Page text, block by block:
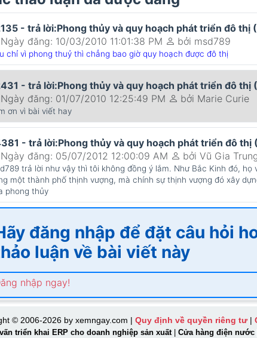
- trả lời:Phong thủy và quy hoạch phát triển đô thị
Ngày đăng: 10/03/2010 11:01:38 PM
bởi msd789
chỉ vì phong thuỷ thì chẳng bao giờ quy hoạch được đô thị
- trả lời:Phong thủy và quy hoạch phát triển đô thị
Ngày đăng: 01/07/2010 12:25:49 PM
bởi Marie Curie
ơn vì bài viết hay
- trả lời:Phong thủy và quy hoạch phát triển đô thị
Ngày đăng: 05/07/2012 12:00:09 AM
bởi Vũ Gia
trả lời như vậy thì tôi không đồng ý lắm. Như Bắc Kinh đó, họ
một thành phố thịnh vượng, mà chính sự thịnh vượng đó xây
phong thủy
đăng nhập để đặt câu hỏi
luận về bài viết này
nhập ngay!
© 2006-2026 by xemngay.com | Quy định về quyền riêng tư|
triển khai ERP cho doanh nghiệp sản xuất Cửa hàng điện nước